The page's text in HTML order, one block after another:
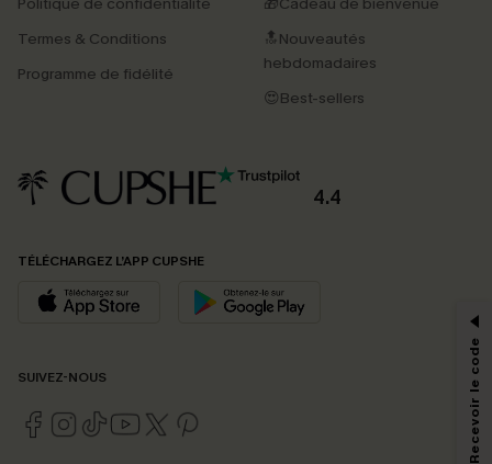
Termes & Conditions
Programme de fidélité
🔝Nouveautés
hebdomadaires
😍Best-sellers
4.4
TÉLÉCHARGEZ L’APP CUPSHE
SUIVEZ-NOUS
PROFITEZ DE -15%
-15% dès 2 Achetés par E-mail
En soumettant votre adresse e-mail, vous acceptez de recevoir des e-mails
marketing (y compris du contenu généré par l'IA) de Cupshe et